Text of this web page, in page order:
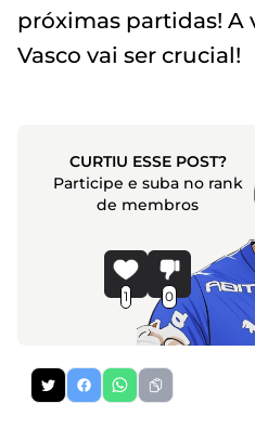
próximas partidas! A
Vasco vai ser crucial!
CURTIU ESSE POST?
Participe e suba no rank
de membros
1 0